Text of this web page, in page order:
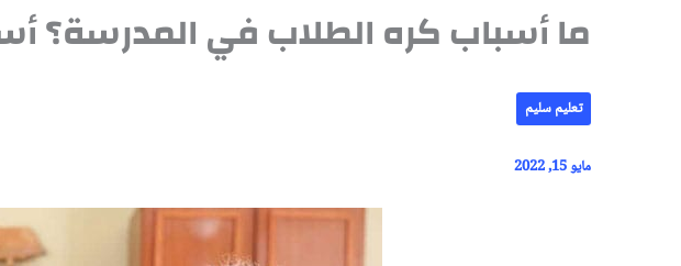
ما أسباب كره الطلاب في المدرسة؟
تعليم سليم
مايو 15, 2022